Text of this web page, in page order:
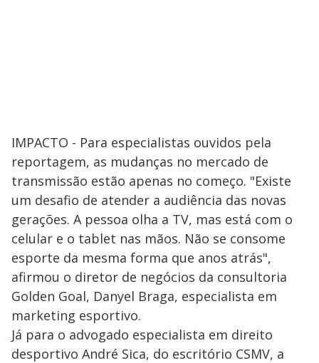
IMPACTO - Para especialistas ouvidos pela
reportagem, as mudanças no mercado de
transmissão estão apenas no começo. "Existe
um desafio de atender a audiência das novas
gerações. A pessoa olha a TV, mas está com o
celular e o tablet nas mãos. Não se consome
esporte da mesma forma que anos atrás",
afirmou o diretor de negócios da consultoria
Golden Goal, Danyel Braga, especialista em
marketing esportivo.
Já para o advogado especialista em direito
desportivo André Sica, do escritório CSMV, a